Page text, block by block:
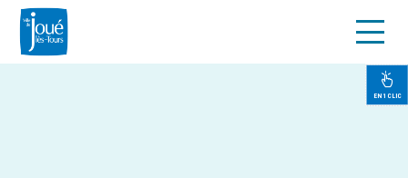
EN 1 CLIC